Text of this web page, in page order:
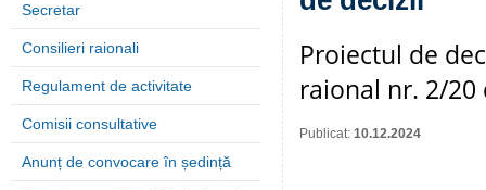
Secretar
Consilieri raionali
Regulament de activitate
Comisii consultative
Anunț de convocare în ședință
Proiectul de
raional nr. 2/20
Publicat: 10.12.2024